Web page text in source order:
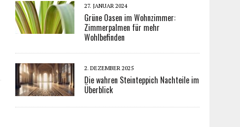
27. JANUAR 2024
Grüne Oasen im Wohnzimmer:
Zimmerpalmen für mehr
Wohlbefinden
2. DEZEMBER 2025
Die wahren Steinteppich Nachteile im
Überblick